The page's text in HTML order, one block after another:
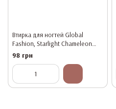
Втирка для ногтей Global
Fashion, Starlight Chameleon
Powder 07 K155
98 грн